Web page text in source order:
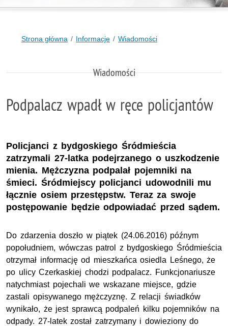
Strona główna Informacje Wiadomości
Wiadomości
Podpalacz wpadł w ręce policjantów
Policjanci z bydgoskiego Śródmieścia
zatrzymali 27-latka podejrzanego o uszkodzenie
mienia. Mężczyzna podpalał pojemniki na
śmieci. Śródmiejscy policjanci udowodnili mu
łącznie osiem przestępstw. Teraz za swoje
postępowanie będzie odpowiadać przed sądem.
Do zdarzenia doszło w piątek (24.06.2016) późnym
popołudniem, wówczas patrol z bydgoskiego Śródmieścia
otrzymał informację od mieszkańca osiedla Leśnego, że
po ulicy Czerkaskiej chodzi podpalacz. Funkcjonariusze
natychmiast pojechali we wskazane miejsce, gdzie
zastali opisywanego mężczyznę. Z relacji świadków
wynikało, że jest sprawcą podpaleń kilku pojemników na
odpady. 27-latek został zatrzymany i dowieziony do